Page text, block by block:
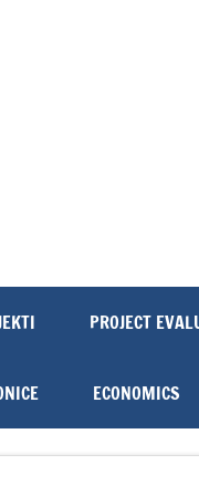
PROJECT
ECONOMICS